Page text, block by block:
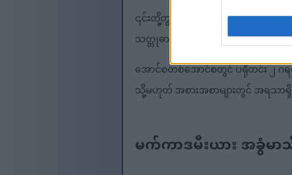
၎င်းတို့တွင် ဗီတာမင်နှင့် သတ္တုဓာတ်မျ
သတ္တုဓာတ်များကို သင်တွေ့လိမ့်မည်။
အောင်စတစ်အောင်စတွင် ပရိုတင်း ၂
သို့မဟုတ် အစားအစာများတွင် အရသာ
မက်ကာဒမီးယား အခွံမ